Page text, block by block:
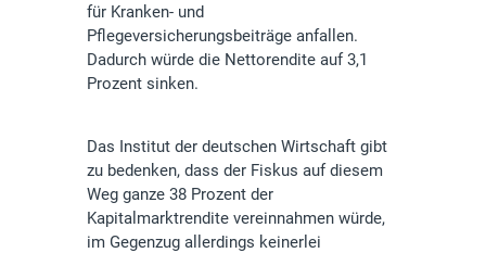
für Kranken- und
Pflegeversicherungsbeiträge anfallen.
Dadurch würde die Nettorendite auf 3,1
Prozent sinken.
Das Institut der deutschen Wirtschaft gibt
zu bedenken, dass der Fiskus auf diesem
Weg ganze 38 Prozent der
Kapitalmarktrendite vereinnahmen würde,
im Gegenzug allerdings keinerlei